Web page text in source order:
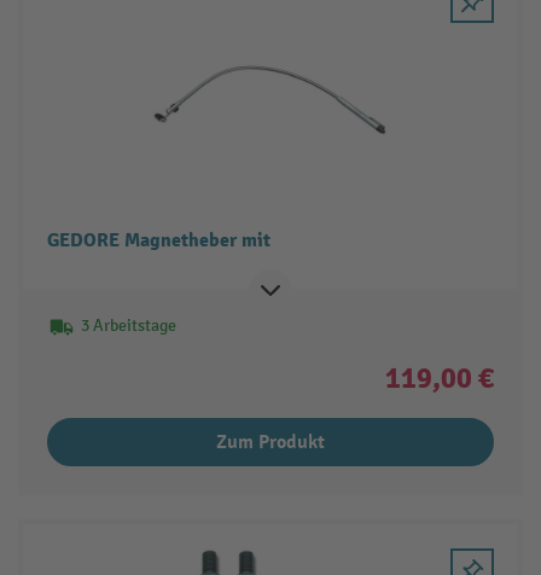
GEDORE Magnetheber mit
3 Arbeitstage
119,00 €
Zum Produkt